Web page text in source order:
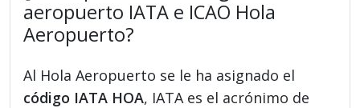
aeropuerto IATA e ICAO Hola
Aeropuerto?
Al Hola Aeropuerto se le ha asignado el
código IATA HOA, IATA es el acrónimo de